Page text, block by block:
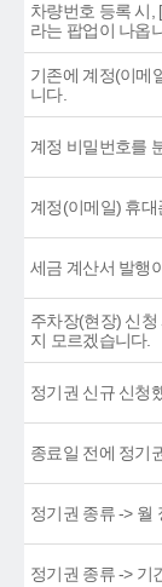
차량번호 등록 시,
라는 팝업이 나옵
기존에 계정(이메
니다.
계정 비밀번호를
계정(이메일) 휴
세금 계산서 발행
주차장(현장) 신
지 모르겠습니다.
정기권 신규 신청
종료일 전에 정기
정기권 종류 -> 월
정기권 종류 -> 기